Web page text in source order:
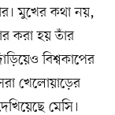
মুখের কথা নয়,
করা হয় তাঁর
বিশ্বকাপের
খেলোয়াড়ের
মেসি।